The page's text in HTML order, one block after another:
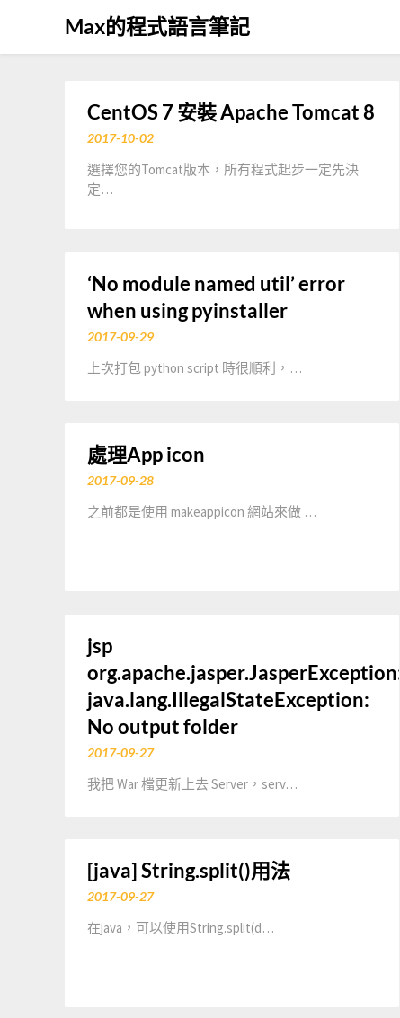
Max的程式語言筆記
CentOS 7 安裝 Apache Tomcat 8
2017-10-02
選擇您的Tomcat版本，所有程式起步一定先決
定…
‘No module named util’ error
when using pyinstaller
2017-09-29
上次打包 python script 時很順利，…
處理App icon
2017-09-28
之前都是使用 makeappicon 網站來做 …
jsp
org.apache.jasper.JasperException:
java.lang.IllegalStateException:
No output folder
2017-09-27
我把 War 檔更新上去 Server，serv…
[java] String.split()用法
2017-09-27
在java，可以使用String.split(d…